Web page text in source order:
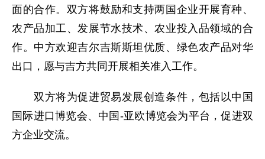
面的合作。双方将鼓励和支持两国企业开展育种、
农产品加工、发展节水技术、农业投入品领域的合
作。中方欢迎吉尔吉斯斯坦优质、绿色农产品对华
出口，愿与吉方共同开展相关准入工作。
双方将为促进贸易发展创造条件，包括以中国
国际进口博览会、中国-亚欧博览会为平台，促进双
方企业交流。